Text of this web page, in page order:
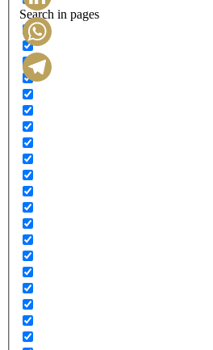
Search in pages
LinkedIn
WhatsApp
Telegram